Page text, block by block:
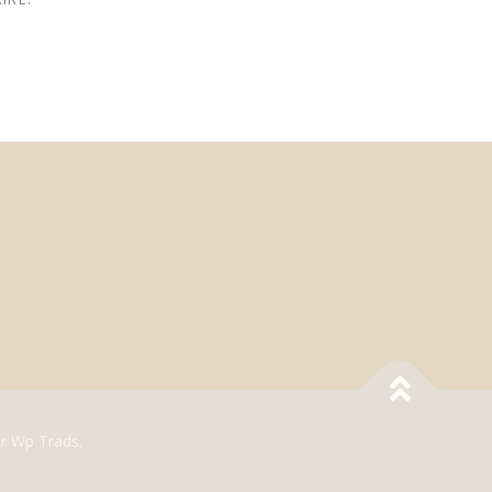
Wp Trads.